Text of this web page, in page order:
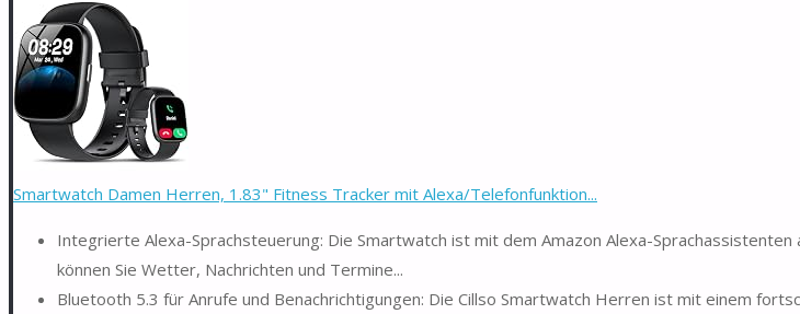
Smartwatch Damen Herren, 1.83" Fitness Tracker mit Alexa/Telefonfunktion...
Integrierte Alexa-Sprachsteuerung: Die Smartwatch ist mit dem Amazon Alexa-
können Sie Wetter, Nachrichten und Termine...
Bluetooth 5.3 für Anrufe und Benachrichtigungen: Die Cillso Smartwatch Herren ist mit einem